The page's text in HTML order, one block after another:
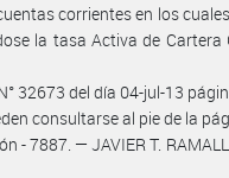
corrientes en los
la tasa Activa de Cartera
32673 del día 04-jul-13
consultarse al pie de la
- 7887. — JAVIER T.